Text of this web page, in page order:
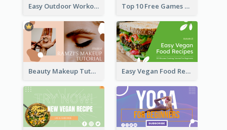
Easy Outdoor Workout HIIT YouTube Thumbnail Top 10 Free Games YouTube Thumbnail
Beauty Makeup Tutorial Class YouTube Thumbnail Easy Vegan Food Recipes YouTube Thumbnail